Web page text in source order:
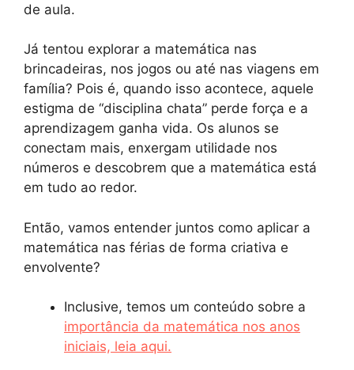
de aula.
Já tentou explorar a matemática nas
brincadeiras, nos jogos ou até nas viagens em
família? Pois é, quando isso acontece, aquele
estigma de “disciplina chata” perde força e a
aprendizagem ganha vida. Os alunos se
conectam mais, enxergam utilidade nos
números e descobrem que a matemática está
em tudo ao redor.
Então, vamos entender juntos como aplicar a
matemática nas férias de forma criativa e
envolvente?
Inclusive, temos um conteúdo sobre a
importância da matemática nos anos
iniciais, leia aqui.